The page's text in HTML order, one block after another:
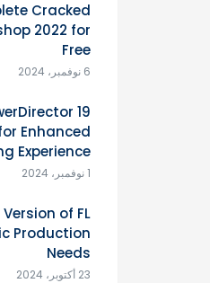
Cracked
2022 for
Free
6 نوفمبر، 2024
19
Enhanced
Experience
1 نوفمبر، 2024
of FL
Production
Needs
23 أكتوبر، 2024